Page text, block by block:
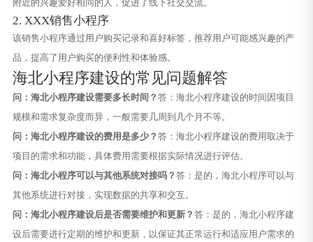
附近的兴趣爱好相同的人，促进了线下社交交流。
2. XXX销售小程序
该销售小程序通过用户购买记录和喜好标签，推荐用户可能感兴趣的产
品，提高了用户购买的便利性和体验感。
海北小程序建设的常见问题解答
问：海北小程序建设需要多长时间？ 答：海北小程序建设的时间因项目
规模和需求复杂度而异，一般需要几周到几个月不等。
问：海北小程序建设的费用是多少？ 答：海北小程序建设的费用取决于
项目的需求和功能，具体费用需要根据实际情况进行评估。
问：海北小程序可以与其他系统对接吗？ 答：是的，海北小程序可以与
其他系统进行对接，实现数据的共享和交互。
问：海北小程序建设后是否需要维护和更新？ 答：是的，海北小程序建
设后需要进行定期的维护和更新，以保证其正常运行和适应用户需求的